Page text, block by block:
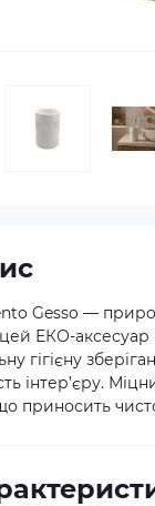
Gesso —
цей ЕКО-
гігієну
інтер’єру.
приносить